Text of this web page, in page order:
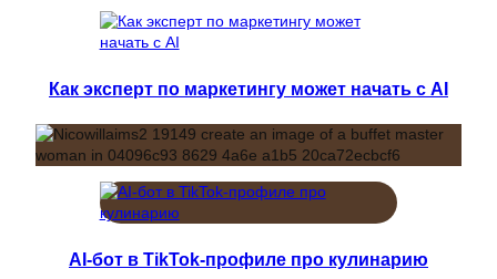
Как эксперт по маркетингу может начать с AI
AI-бот в TikTok-профиле про кулинарию